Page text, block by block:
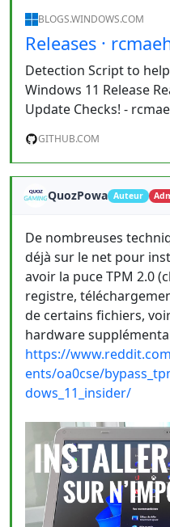
BLOGS.WINDOWS.COM
Releases ·
Detection Script to
Windows 11 Release
Update Checks! -
GITHUB.COM
QuozPowa Auteur
De nombreuses
déjà sur le net pour
avoir la puce TPM 2.0
registre,
de certains fichiers,
hardware
https://
ents/oa0cse/
dows_11_insider/